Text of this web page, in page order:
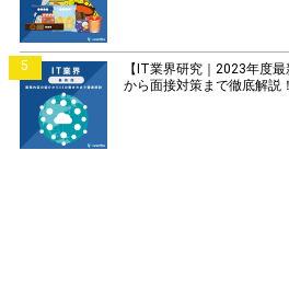
5
【IT業界研究｜2023年度
から面接対策まで徹底解説！